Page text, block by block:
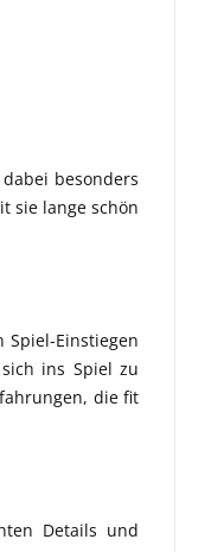
besonders
sie lange schön
Einstiegen
ins Spiel zu
die fit
Details und